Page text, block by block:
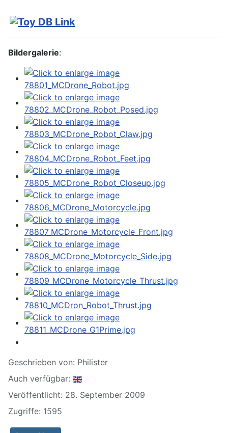
Bildergalerie:
Geschrieben von: Philister
Auch verfügbar:
Veröffentlicht: 28. September 2009
Zugriffe: 1595